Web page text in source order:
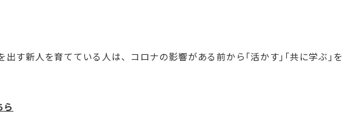
す新人を育てている人は、コロナの影響がある前から「活かす」「共に学ぶ」を
ら